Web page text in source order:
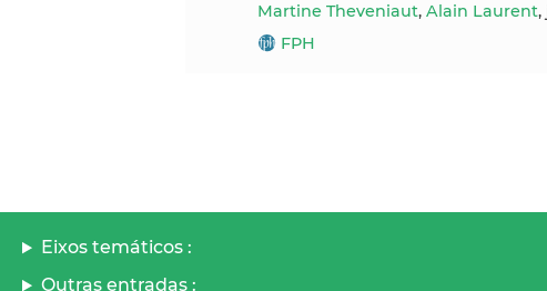
Martine Theveniaut, Alain Laurent,
FPH
Eixos temáticos :
Outras entradas :